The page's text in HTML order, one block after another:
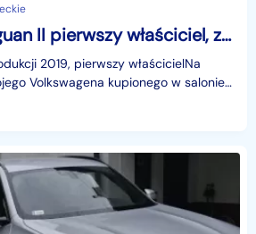
Volkswagen Tiguan II pierwszy właściciel, z salonu PL
2019, pierwszy właścicielNa
Volkswagena kupionego w salonie
został przeze mnie ode